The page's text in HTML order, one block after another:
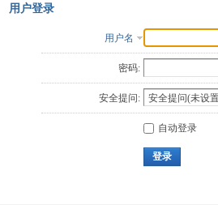
用户登录
用户名
密码:
安全提问:
自动登录
登录